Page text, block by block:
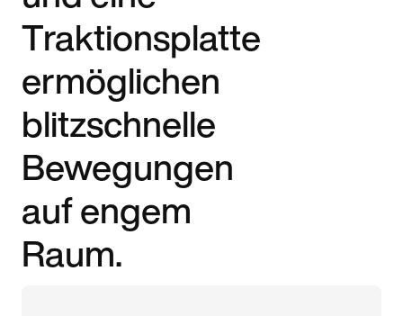
Traktionsplatte
ermöglichen
blitzschnelle
Bewegungen
auf engem
Raum.